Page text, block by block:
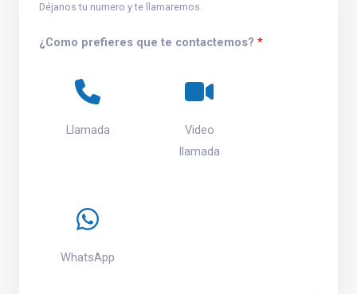
Déjanos tu numero y te llamaremos
¿Como prefieres que te contactemos? *
Llamada
Video
llamada
WhatsApp